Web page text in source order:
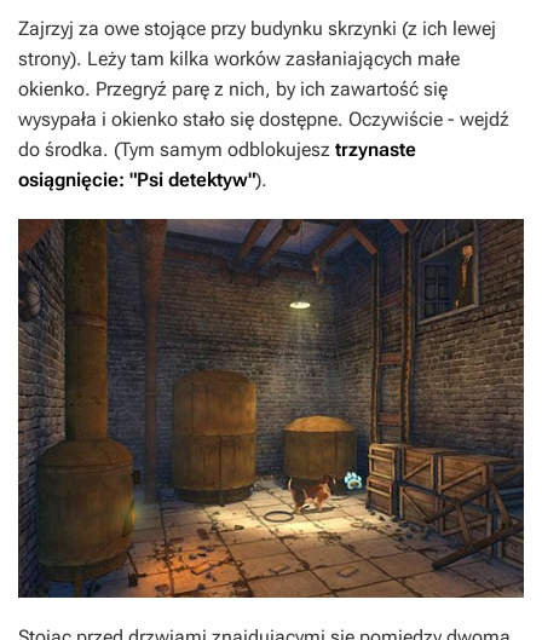
Zajrzyj za owe stojące przy budynku skrzynki (z ich lewej
strony). Leży tam kilka worków zasłaniających małe
okienko. Przegryź parę z nich, by ich zawartość się
wysypała i okienko stało się dostępne. Oczywiście - wejdź
do środka. (Tym samym odblokujesz trzynaste
osiągnięcie: "Psi detektyw").